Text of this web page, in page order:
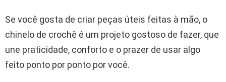
Se você gosta de criar peças úteis feitas à mão, o
chinelo de crochê é um projeto gostoso de fazer, que
une praticidade, conforto e o prazer de usar algo
feito ponto por ponto por você.